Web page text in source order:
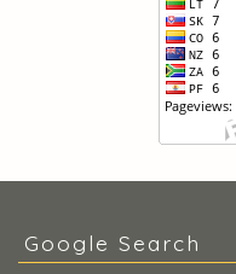
Google Search